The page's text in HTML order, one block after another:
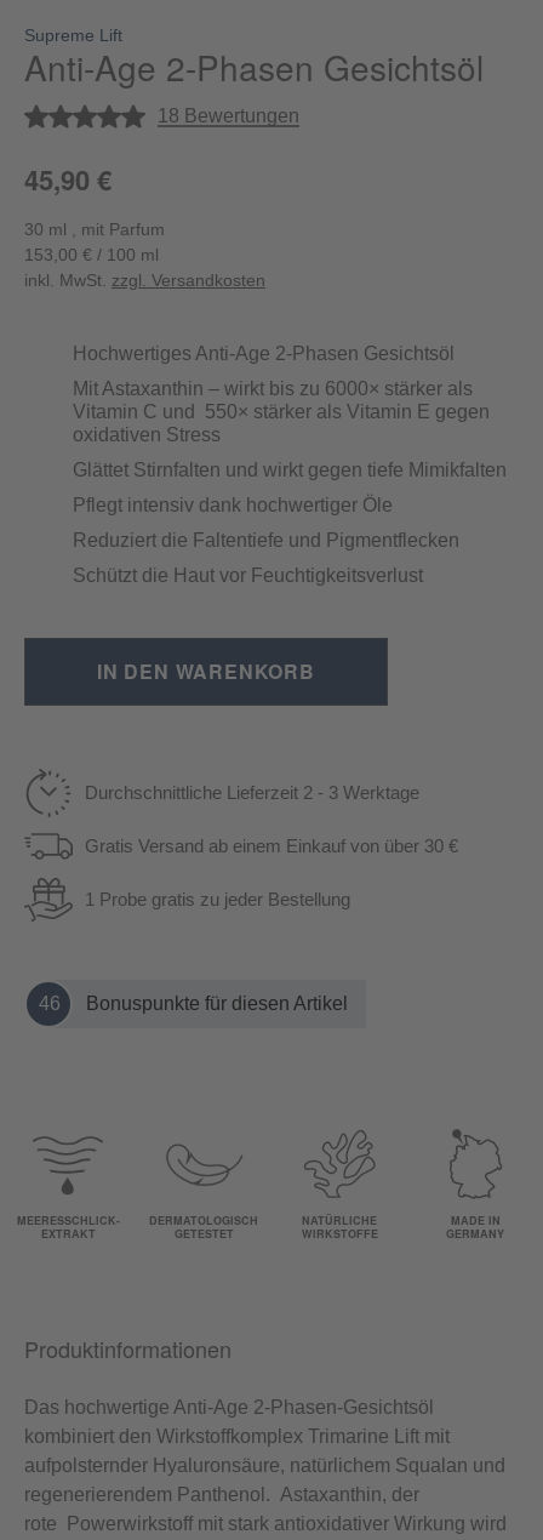
45,90 €
30 ml , mit Parfum
153,00 € / 100 ml
inkl. MwSt. zzgl. Versandkosten
Hochwertiges Anti-Age 2-Phasen Gesichtsöl
Mit Astaxanthin – wirkt bis zu 6000× stärker als
Vitamin C und 550× stärker als Vitamin E gegen
oxidativen Stress
Glättet Stirnfalten und wirkt gegen tiefe Mimikfalten
Pflegt intensiv dank hochwertiger Öle
Reduziert die Faltentiefe und Pigmentflecken
Schützt die Haut vor Feuchtigkeitsverlust
Supreme Lift
Anti-Age 2-Phasen Gesichtsöl
Durchschnittliche Bewertung von 5 von 5 Sternen
18 Bewertungen
IN DEN WARENKORB
Durchschnittliche Lieferzeit 2 - 3 Werktage
Gratis Versand ab einem Einkauf von über 30 €
1 Probe gratis zu jeder Bestellung
46 Bonuspunkte für diesen Artikel
MEERESSCHLICK-
EXTRAKT
DERMATOLOGISCH
GETESTET
NATÜRLICHE
WIRKSTOFFE
MADE IN
GERMANY
Produktinformationen
Das hochwertige Anti-Age 2-Phasen-Gesichtsöl
kombiniert den Wirkstoffkomplex Trimarine Lift mit
aufpolsternder Hyaluronsäure, natürlichem Squalan und
regenerierendem Panthenol. Astaxanthin, der
rote Powerwirkstoff mit stark antioxidativer Wirkung wird